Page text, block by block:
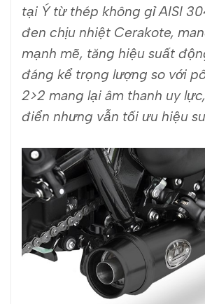
tại Ý từ thép không gỉ AISI
đen chịu nhiệt Cerakote,
mạnh mẽ, tăng hiệu suất
đáng kể trọng lượng so với
2>2 mang lại âm thanh uy
điển nhưng vẫn tối ưu hiệu